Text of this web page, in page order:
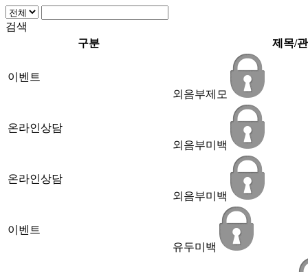
검색
구분
제목/
이벤트
외음부제모
온라인상담
외음부미백
온라인상담
외음부미백
이벤트
유두미백